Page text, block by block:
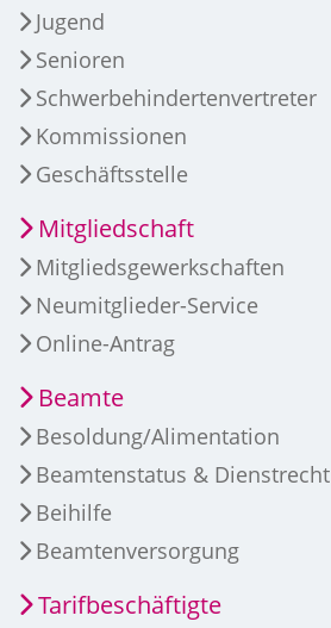
Jugend
Senioren
Schwerbehindertenvertreter
Kommissionen
Geschäftsstelle
Mitgliedschaft
Mitgliedsgewerkschaften
Neumitglieder-Service
Online-Antrag
Beamte
Besoldung/Alimentation
Beamtenstatus & Dienstrecht
Beihilfe
Beamtenversorgung
Tarifbeschäftigte